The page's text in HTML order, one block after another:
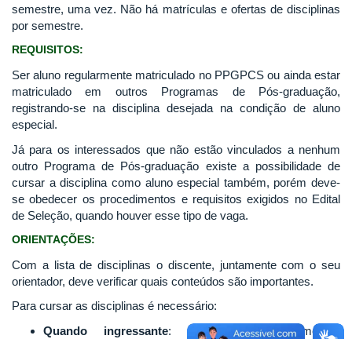
semestre, uma vez. Não há matrículas e ofertas de disciplinas
por semestre.
REQUISITOS:
Ser aluno regularmente matriculado no PPGPCS ou ainda estar
matriculado em outros Programas de Pós-graduação,
registrando-se na disciplina desejada na condição de aluno
especial.
Já para os interessados que não estão vinculados a nenhum
outro Programa de Pós-graduação existe a possibilidade de
cursar a disciplina como aluno especial também, porém deve-
se obedecer os procedimentos e requisitos exigidos no Edital
de Seleção, quando houver esse tipo de vaga.
ORIENTAÇÕES:
Com a lista de disciplinas o discente, juntamente com o seu
orientador, deve verificar quais conteúdos são importantes.
Para cursar as disciplinas é necessário:
Quando ingressante: seguir os procedimentos